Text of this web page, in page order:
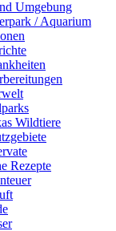
Umgebung
/ Aquarium
Wildtiere
Rezepte